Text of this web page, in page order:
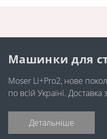
Машинки для
Moser Li+Pro2, нове
по всій Україні. Доставка
Детальніше